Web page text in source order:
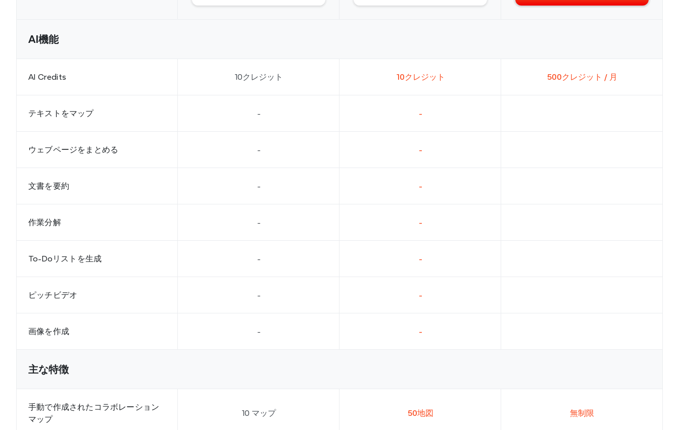
AI機能
AI Credits 10クレジット 10クレジット 500クレジット / 月
テキストをマップ - -
ウェブページをまとめる - -
文書を要約 - -
作業分解 - -
To-Doリストを生成 - -
ピッチビデオ - -
画像を作成 - -
主な特徴
手動で作成されたコラボレーション
マップ
10 マップ 50地図 無制限